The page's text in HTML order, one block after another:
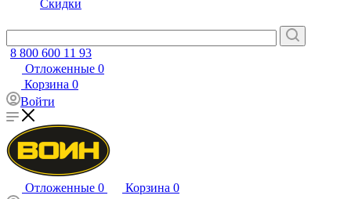
Скидки
8 800 600 11 93
Отложенные 0
Корзина 0
Войти
Отложенные 0 Корзина 0